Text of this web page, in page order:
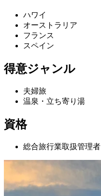
ハワイ
オーストラリア
フランス
スペイン
得意ジャンル
夫婦旅
温泉・立ち寄り湯
資格
総合旅行業取扱管理者